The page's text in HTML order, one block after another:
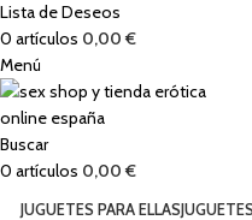
Lista de Deseos
0 artículos 0,00 €
Menú
Buscar
0 artículos 0,00 €
JUGUETES PARA ELLAS